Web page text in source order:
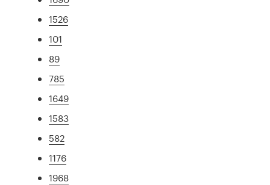
1526
101
89
785
1649
1583
582
1176
1968